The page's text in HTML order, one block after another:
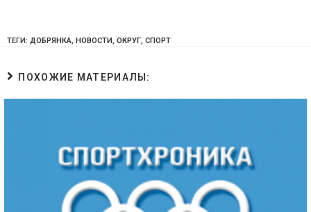
ТЕГИ: ДОБРЯНКА, НОВОСТИ, ОКРУГ, СПОРТ
ПОХОЖИЕ МАТЕРИАЛЫ: